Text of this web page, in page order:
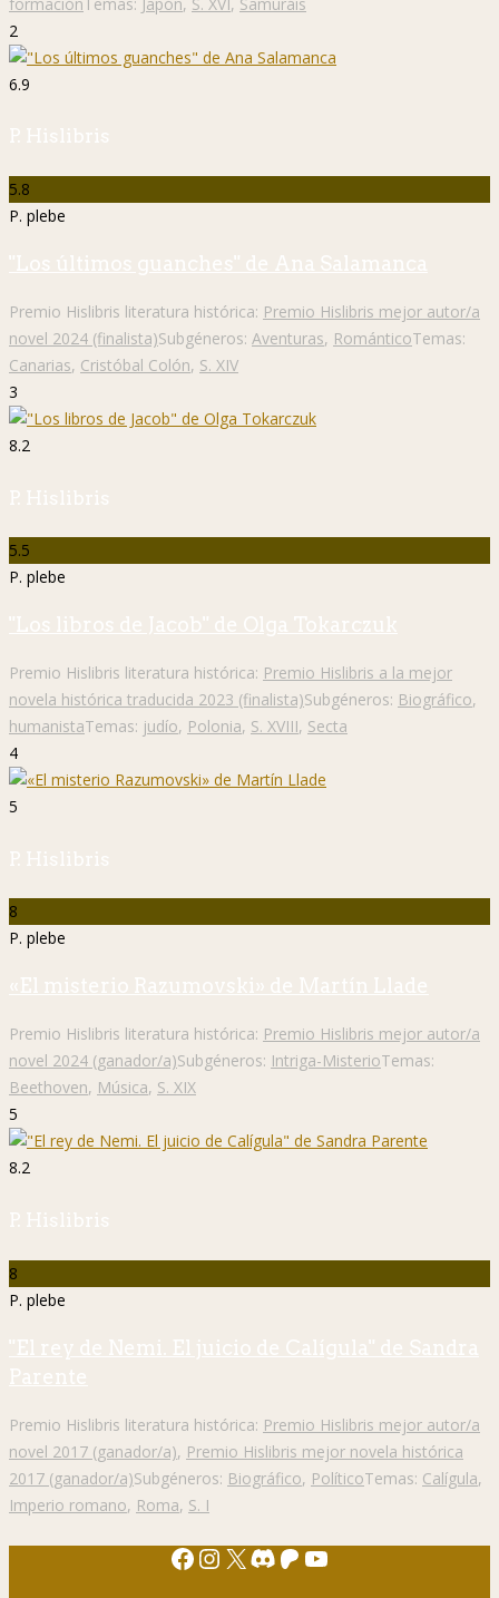
2
6.9
P. Hislibris
5.8
P. plebe
"Los últimos guanches" de Ana Salamanca
Premio Hislibris literatura histórica: Premio Hislibris mejor autor/a
novel 2024 (finalista)Subgéneros: Aventuras, RománticoTemas:
Canarias, Cristóbal Colón, S. XIV
3
8.2
P. Hislibris
5.5
P. plebe
"Los libros de Jacob" de Olga Tokarczuk
Premio Hislibris literatura histórica: Premio Hislibris a la mejor
novela histórica traducida 2023 (finalista)Subgéneros: Biográfico,
humanistaTemas: judío, Polonia, S. XVIII, Secta
4
5
P. Hislibris
8
P. plebe
«El misterio Razumovski» de Martín Llade
Premio Hislibris literatura histórica: Premio Hislibris mejor autor/a
novel 2024 (ganador/a)Subgéneros: Intriga-MisterioTemas:
Beethoven, Música, S. XIX
5
8.2
P. Hislibris
8
P. plebe
"El rey de Nemi. El juicio de Calígula" de Sandra
Parente
Premio Hislibris literatura histórica: Premio Hislibris mejor autor/a
novel 2017 (ganador/a), Premio Hislibris mejor novela histórica
2017 (ganador/a)Subgéneros: Biográfico, PolíticoTemas: Calígula,
Imperio romano, Roma, S. I
Facebook
Instagram
X Discord
Patreon
YouTube